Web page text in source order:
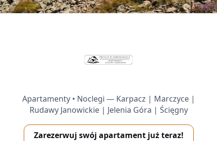
Apartamenty • Noclegi — Karpacz | Marczyce |
Rudawy Janowickie | Jelenia Góra | Ścięgny
Zarezerwuj swój apartament już teraz!